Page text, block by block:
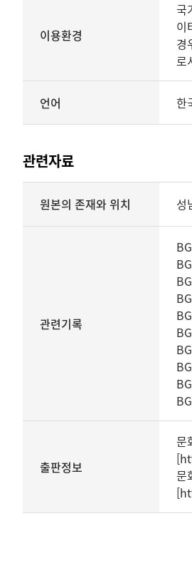
이용환경
국
이
경
로
언어 한
관련자료
구조영역
원본의 존재와 위치 성
관련기록
출판정보
문
[
문
[